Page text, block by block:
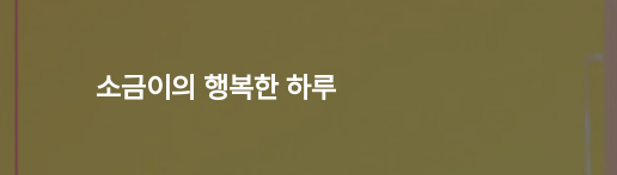
소금이의 행복한 하루